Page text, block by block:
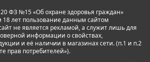
20 ФЗ №15 «Об охране здоровья граждан»
лет пользование данным сайтом
не является рекламой, а служит лишь для
информации о свойствах,
и её наличии в магазинах сети. (п.1 и п.2
прав потребителей»).